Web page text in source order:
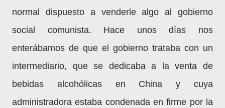
normal dispuesto a venderle algo al gobierno
social comunista. Hace unos días nos
enterábamos de que el gobierno trataba con un
intermediario, que se dedicaba a la venta de
bebidas alcohólicas en China y cuya
administradora estaba condenada en firme por la